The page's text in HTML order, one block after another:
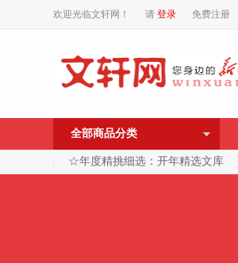
欢迎光临文轩网！ 请 登录 免费注册
全部商品分类
☆年度精挑细选：开年精选文库